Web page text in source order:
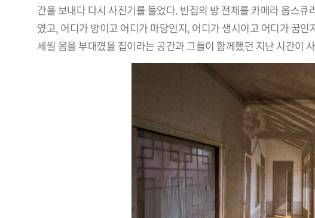
간을 보내다 다시 사진기를 들었다. 빈집의 방 전체를 카메라 옵스
였고, 어디가 방이고 어디가 마당인지, 어디가 생시이고 어디가 꿈
세월 몸을 부대꼈을 집이라는 공간과 그들이 함께했던 지난 시간이